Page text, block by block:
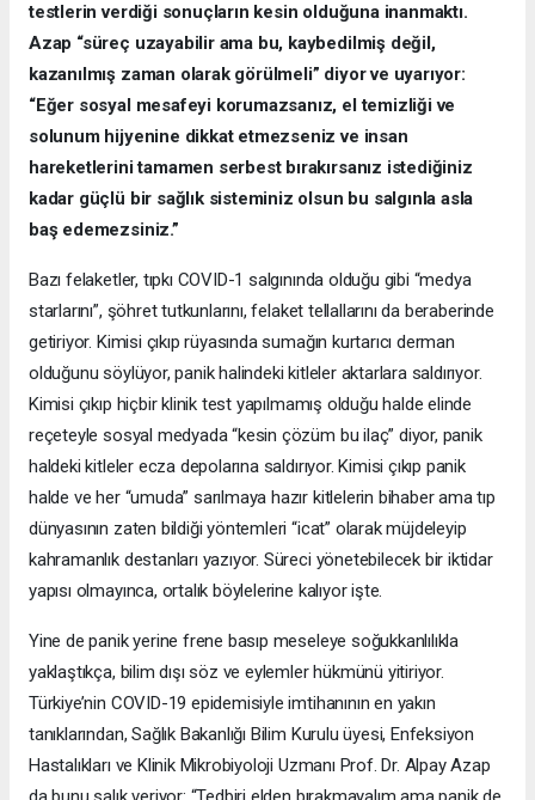
testlerin verdiği sonuçların kesin olduğuna inanmaktı.
Azap “süreç uzayabilir ama bu, kaybedilmiş değil,
kazanılmış zaman olarak görülmeli” diyor ve uyarıyor:
“Eğer sosyal mesafeyi korumazsanız, el temizliği ve
solunum hijyenine dikkat etmezseniz ve insan
hareketlerini tamamen serbest bırakırsanız istediğiniz
kadar güçlü bir sağlık sisteminiz olsun bu salgınla asla
baş edemezsiniz.”
Bazı felaketler, tıpkı COVID-1 salgınında olduğu gibi “medya
starlarını”, şöhret tutkunlarını, felaket tellallarını da beraberinde
getiriyor. Kimisi çıkıp rüyasında sumağın kurtarıcı derman
olduğunu söylüyor, panik halindeki kitleler aktarlara saldırıyor.
Kimisi çıkıp hiçbir klinik test yapılmamış olduğu halde elinde
reçeteyle sosyal medyada “kesin çözüm bu ilaç” diyor, panik
haldeki kitleler ecza depolarına saldırıyor. Kimisi çıkıp panik
halde ve her “umuda” sarılmaya hazır kitlelerin bihaber ama tıp
dünyasının zaten bildiği yöntemleri “icat” olarak müjdeleyip
kahramanlık destanları yazıyor. Süreci yönetebilecek bir iktidar
yapısı olmayınca, ortalık böylelerine kalıyor işte.
Yine de panik yerine frene basıp meseleye soğukkanlılıkla
yaklaştıkça, bilim dışı söz ve eylemler hükmünü yitiriyor.
Türkiye’nin COVID-19 epidemisiyle imtihanının en yakın
tanıklarından, Sağlık Bakanlığı Bilim Kurulu üyesi, Enfeksiyon
Hastalıkları ve Klinik Mikrobiyoloji Uzmanı Prof. Dr. Alpay Azap